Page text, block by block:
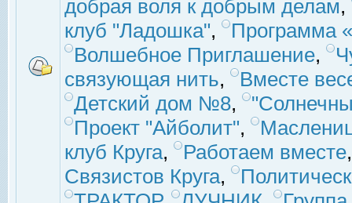
добрая воля к добрым делам,
клуб "Ладошка",
Программа
Волшебное Приглашение,
связующая нить,
Вместе
Детский дом №8,
Проект "Айболит",
клуб Круга, Работаем вместе
Связистов Круга,